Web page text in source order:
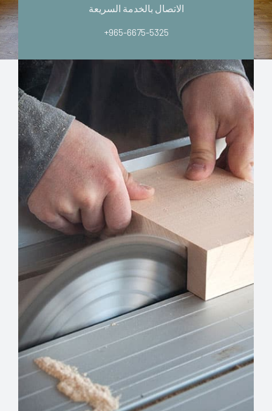
الاتصال بالخدمة السريعة
+965-6675-5325